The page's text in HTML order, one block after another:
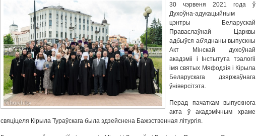
30 чэрвеня 2021 года ў
Духоўна-адукацыйным
цэнтры Беларускай
Праваслаўнай Царквы
адбыўся аб'яднаны выпускны
Акт Мінскай духоўнай
акадэміі і Інстытута тэалогіі
імя святых Мяфодзія і Кірыла
Беларускага дзяржаўнага
ўніверсітэта.
Перад пачаткам выпускнога
акта ў акадэмічным храме
свяціцеля Кірыла Тураўскага была здзейснена Бажэственная літургія.